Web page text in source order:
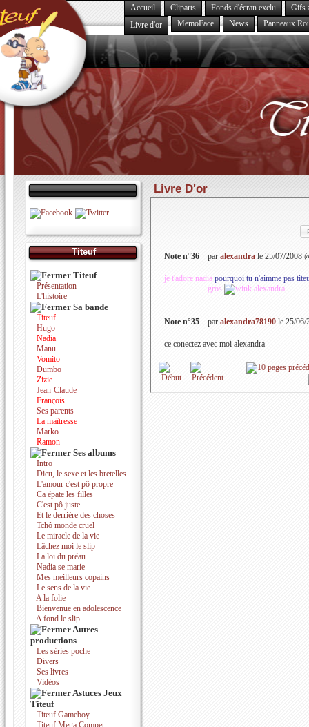
Accueil Cliparts Fonds d'écran exclu
Gifs
Livre d'or
MemoFace News Panneaux
Titeuf
Titeuf
Présentation
L'histoire
Sa bande
Titeuf
Hugo
Nadia
Manu
Vomito
Dumbo
Zizie
Jean-Claude
François
Ses parents
La maîtresse
Marko
Ramon
Ses albums
Intro
Dieu, le sexe et les bretelles
L'amour c'est pô propre
Ca épate les filles
C'est pô juste
Et le derrière des choses
Tchô monde cruel
Le miracle de la vie
Lâchez moi le slip
La loi du préau
Nadia se marie
Mes meilleurs copains
Le sens de la vie
A la folie
Bienvenue en adolescence
A fond le slip
Autres
productions
Les séries poche
Divers
Ses livres
Vidéos
Astuces Jeux
Titeuf
Titeuf Gameboy
Titeuf Mega Compet -
Livre D'or
Note n°36 par alexandrale 25/07/2008
je t'adore nadiapourquoi tu n'aimme pas
gros
alexandra
Note n°35 par alexandra78190le 25/06/
ce conectez avec moi alexandra